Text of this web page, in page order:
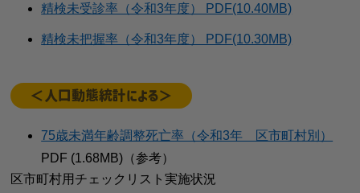
精検未受診率（令和3年度） PDF(10.40MB)
精検未把握率（令和3年度） PDF(10.30MB)
＜人口動態統計による＞
75歳未満年齢調整死亡率（令和3年 区市町村別）
PDF (1.68MB)（参考）
区市町村用チェックリスト実施状況